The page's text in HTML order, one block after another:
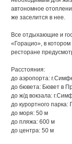
автономное
же заселится в нее.
Все отдыхающие и
«Горацио», в
ресторане
Расстояния:
до аэропорта:
до бювета: Бювет в
до ж/д вокзала:
до курортного
до моря: 50 м
до пляжа: 600 м
до центра: 50 м